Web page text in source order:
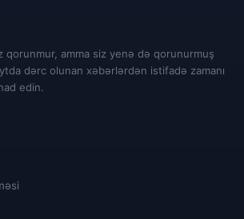
qorunmur, amma siz yenə də qorunurmuş
dərc olunan xəbərlərdən istifadə zamanı
edin.